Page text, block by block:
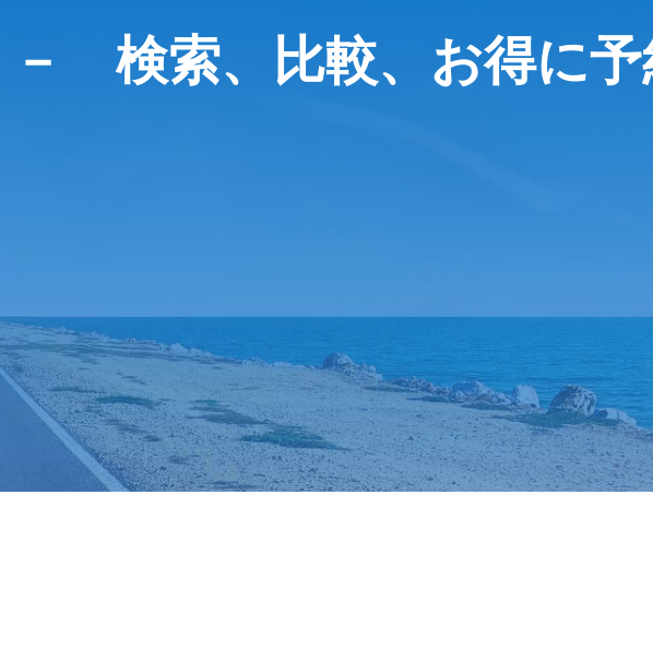
検索、比較、お得に予